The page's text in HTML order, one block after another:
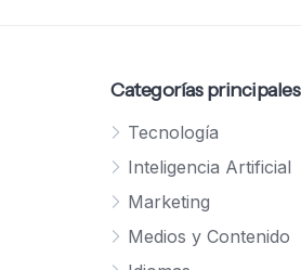
Categorías principales
Tecnología
Inteligencia Artificial
Marketing
Medios y Contenido